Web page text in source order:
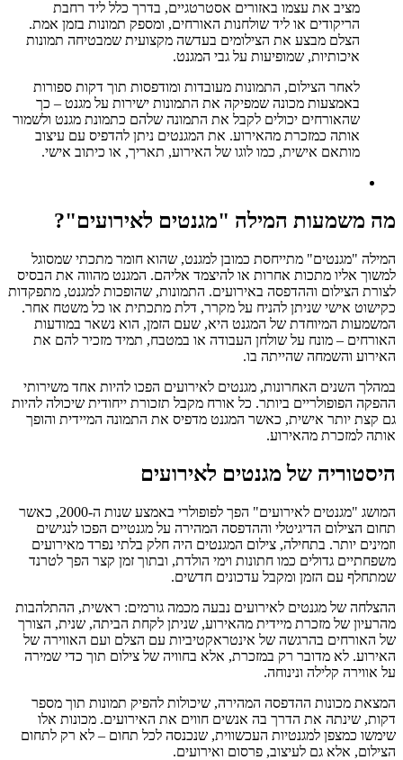
מציב את עצמו באזורים אסטרטגיים, בדרך כלל ליד רחבת
הריקודים או ליד שולחנות האורחים, ומספק תמונות בזמן אמת.
הצלם מבצע את הצילומים בעדשה מקצועית שמבטיחה תמונות
איכותיות, שמופיעות על גבי המגנט.
לאחר הצילום, התמונות מעובדות ומודפסות תוך דקות ספורות
באמצעות מכונה שמפיקה את התמונות ישירות על מגנט – כך
שהאורחים יכולים לקבל את התמונה שלהם כתמונת מגנט ולשמור
אותה כמזכרת מהאירוע. את המגנטים ניתן להדפיס עם עיצוב
מותאם אישית, כמו לוגו של האירוע, תאריך, או כיתוב אישי.
מה משמעות המילה "מגנטים לאירועים"?
המילה "מגנטים" מתייחסת כמובן למגנט, שהוא חומר מתכתי שמסוגל
למשוך אליו מתכות אחרות או להיצמד אליהם. המגנט מהווה את הבסיס
לצורת הצילום וההדפסה באירועים. התמונות, שהופכות למגנט, מתפקדות
כקישוט אישי שניתן להניח על מקרר, דלת מתכתית או כל משטח אחר.
המשמעות המיוחדת של המגנט היא, שעם הזמן, הוא נשאר במודעות
האורחים – מונח על שולחן העבודה או במטבח, תמיד מזכיר להם את
האירוע והשמחה שהייתה בו.
במהלך השנים האחרונות, מגנטים לאירועים הפכו להיות אחד משירותי
ההפקה הפופולריים ביותר. כל אורח מקבל תזכורת ייחודית שיכולה להיות
גם קצת יותר אישית, כאשר המגנט מדפיס את התמונה המיידית והופך
אותה למזכרת מהאירוע.
היסטוריה של מגנטים לאירועים
המושג "מגנטים לאירועים" הפך לפופולרי באמצע שנות ה-2000, כאשר
תחום הצילום הדיגיטלי וההדפסה המהירה על מגנטיים הפכו לנגישים
וזמינים יותר. בתחילה, צילום המגנטים היה חלק בלתי נפרד מאירועים
משפחתיים גדולים כמו חתונות וימי הולדת, ובתוך זמן קצר הפך לטרנד
שמתחלף עם הזמן ומקבל עדכונים חדשים.
ההצלחה של מגנטים לאירועים נבעה מכמה גורמים: ראשית, ההתלהבות
מהרעיון של מזכרת מיידית מהאירוע, שניתן לקחת הביתה, שנית, הצורך
של האורחים בהרגשה של אינטראקטיביות עם הצלם ועם האווירה של
האירוע. לא מדובר רק במזכרת, אלא בחוויה של צילום תוך כדי שמירה
על אווירה קלילה ונינוחה.
המצאת מכונות ההדפסה המהירה, שיכולות להפיק תמונות תוך מספר
דקות, שינתה את הדרך בה אנשים חווים את האירועים. מכונות אלו
שימשו כמצפן למגנטיות העכשווית, שנכנסה לכל תחום – לא רק לתחום
הצילום, אלא גם לעיצוב, פרסום ואירועים.